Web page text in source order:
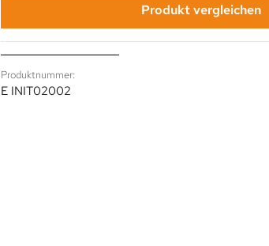
Produkt vergleichen
Produktnummer:
E INIT02002